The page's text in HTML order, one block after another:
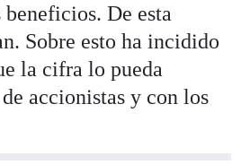
De esta
Sobre esto ha incidido
la cifra lo pueda
accionistas y con los